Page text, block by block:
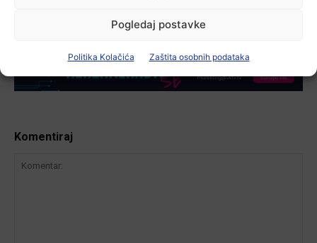
Pogledaj postavke
Politika Kolačića Zaštita osobnih podataka
-Marketing-
Komentiraj